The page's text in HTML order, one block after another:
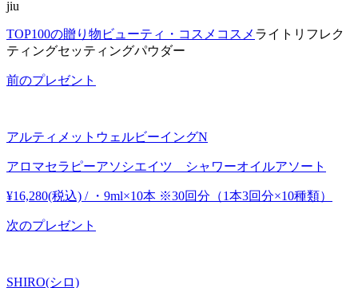
jiu
TOP100の贈り物 ビューティ・コスメ コスメ ライトリフレク
ティングセッティングパウダー
前のプレゼント
アルティメットウェルビーイングN
アロマセラピーアソシエイツ シャワーオイルアソート
¥16,280(税込) / ・9ml×10本 ※30回分（1本3回分×10種類）
次のプレゼント
SHIRO(シロ)